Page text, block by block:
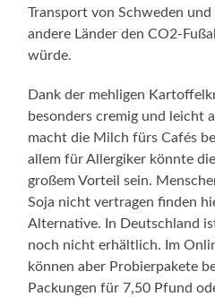
Transport von Schweden
andere Länder den CO2-
würde.
Dank der mehligen
besonders cremig und leicht
macht die Milch fürs Cafés
allem für Allergiker könnte
großem Vorteil sein.
Soja nicht vertragen finden
Alternative. In Deutschland
noch nicht erhältlich. Im
können aber Probierpakete
Packungen für 7,50 Pfund